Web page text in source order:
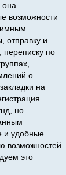
возможности
отправку и
по
о
на
но
и удобные
возможностей
это